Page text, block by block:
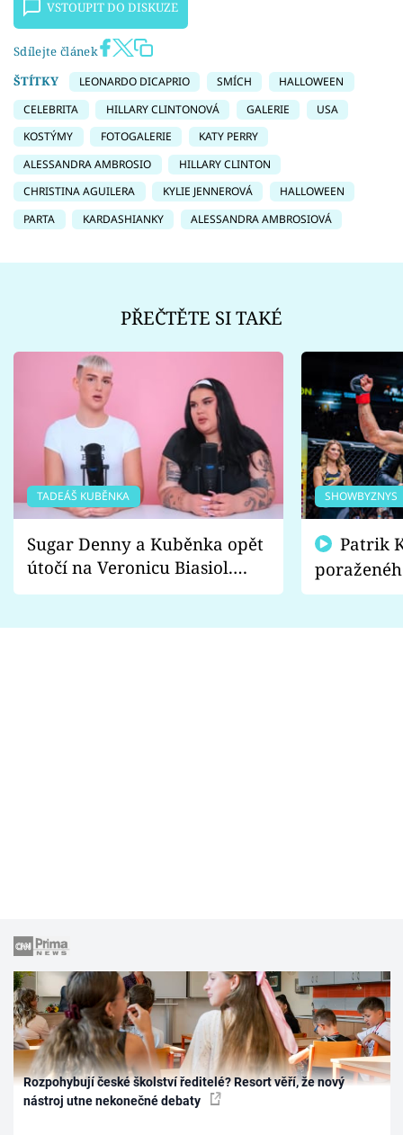
VSTOUPIT DO DISKUZE
Sdílejte článek
ŠTÍTKY
LEONARDO DICAPRIO SMÍCH
HALLOWEEN
CELEBRITA
HILLARY CLINTONOVÁ GALERIE
USA
KOSTÝMY
FOTOGALERIE
KATY PERRY
ALESSANDRA AMBROSIO
HILLARY CLINTON
CHRISTINA AGUILERA
KYLIE JENNEROVÁ
HALLOWEEN
PARTA
KARDASHIANKY ALESSANDRA AMBROSIOVÁ
PŘEČTĚTE SI TAKÉ
TADEÁŠ KUBĚNKA
Sugar Denny a Kuběnka opět
útočí na Veronicu Biasiol.
Proč je podle nich falešná a
SHOWBYZNYS
fanoušci
Rozpohybují české školství ředitelé? Resort věří, že nový
nástroj utne nekonečné debaty